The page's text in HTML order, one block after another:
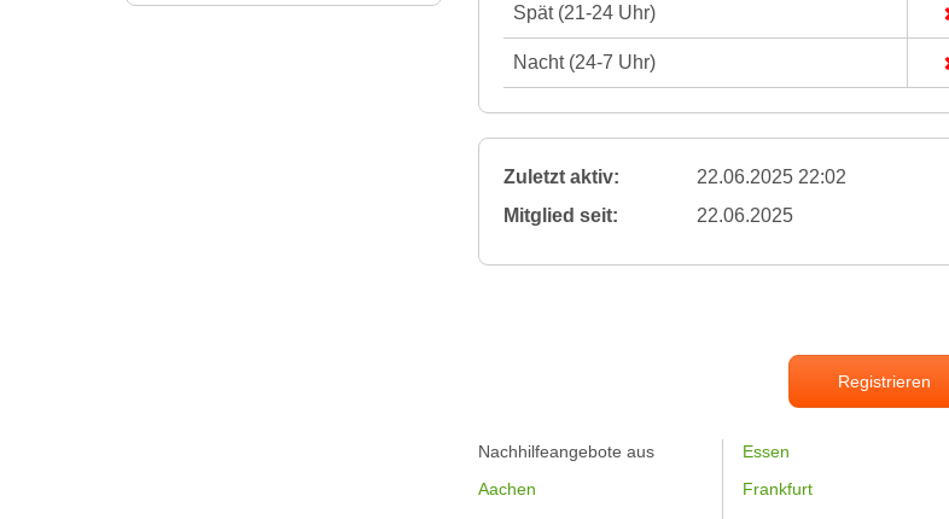
Spät (21-24 Uhr)
Nacht (24-7 Uhr)
Zuletzt aktiv: 22.06.2025 22:02
Mitglied seit:
22.06.2025
Registrieren
Nachhilfeangebote aus
Aachen
Essen
Frankfurt